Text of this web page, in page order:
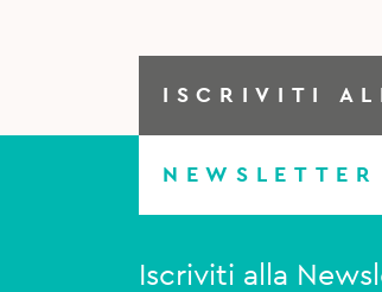
ISCRIVITI
NEWSLETTER
Iscriviti alla